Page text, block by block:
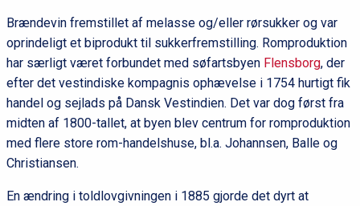
Brændevin fremstillet af melasse og/eller rørsukker og var
oprindeligt et biprodukt til sukkerfremstilling. Romproduktion
har særligt været forbundet med søfartsbyen Flensborg, der
efter det vestindiske kompagnis ophævelse i 1754 hurtigt fik
handel og sejlads på Dansk Vestindien. Det var dog først fra
midten af 1800-tallet, at byen blev centrum for romproduktion
med flere store rom-handelshuse, bl.a. Johannsen, Balle og
Christiansen.
En ændring i toldlovgivningen i 1885 gjorde det dyrt at